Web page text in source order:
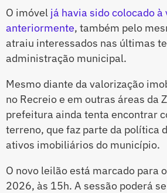
O imóvel já havia sido colocado à
anteriormente, também pelo
atraiu interessados nas últimas
administração municipal.
Mesmo diante da valorização
no Recreio e em outras áreas da
prefeitura ainda tenta encontrar
terreno, que faz parte da política
ativos imobiliários do município.
O novo leilão está marcado para
2026, às 15h. A sessão poderá